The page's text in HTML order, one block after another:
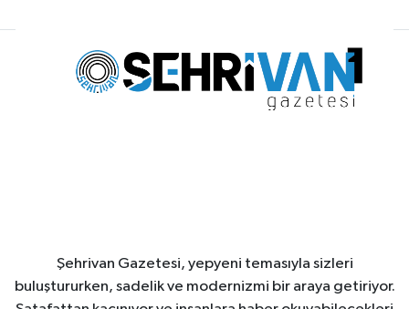
Şehrivan Gazetesi, yepyeni temasıyla sizleri
buluştururken, sadelik ve modernizmi bir araya getiriyor.